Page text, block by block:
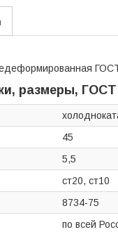
размеры, ГОСТ
45
5,5
ст20, ст10
8734-75
по всей